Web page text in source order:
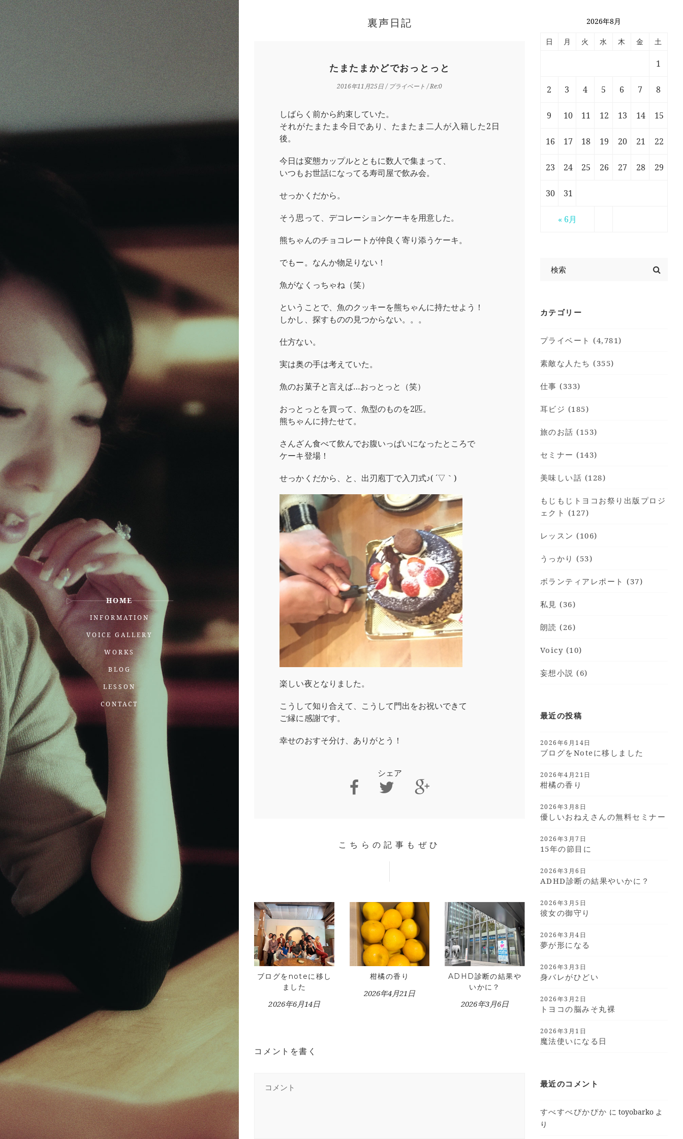
HOME
INFORMATION
VOICE GALLERY
WORKS
BLOG
LESSON
CONTACT
裏声日記
たまたまかどでおっとっと
2016年11月25日/ プライベート / Re:0
しばらく前から約束していた。
それがたまたま今日であり、たまたま二人が入籍した2日
後。
今日は変態カップルとともに数人で集まって、
いつもお世話になってる寿司屋で飲み会。
せっかくだから。
そう思って、デコレーションケーキを用意した。
熊ちゃんのチョコレートが仲良く寄り添うケーキ。
でもー。なんか物足りない！
魚がなくっちゃね（笑）
ということで、魚のクッキーを熊ちゃんに持たせよう！
しかし、探すものの見つからない。。。
仕方ない。
実は奥の手は考えていた。
魚のお菓子と言えば…おっとっと（笑）
おっとっとを買って、魚型のものを2匹。
熊ちゃんに持たせて。
さんざん食べて飲んでお腹いっぱいになったところで
ケーキ登場！
せっかくだから、と、出刃庖丁で入刀式♪( ´▽｀)
楽しい夜となりました。
こうして知り合えて、こうして門出をお祝いできて
ご縁に感謝です。
幸せのおすそ分け、ありがとう！
シェア
こちらの記事もぜひ
ブログをnoteに移し
ました
2026年6月14日
柑橘の香り
2026年4月21日
ADHD診断の結果や
いかに？
2026年3月6日
コメントを書く
2026年8月
日 月 火 水 木 金 土
« 6月
1
2 3 4 5 6 7 8
9 10 11 12 13 14 15
16 17 18 19 20 21 22
23 24 25 26 27 28 29
30 31
カテゴリー
プライベート (4,781)
素敵な人たち (355)
仕事 (333)
耳ビジ (185)
旅のお話 (153)
セミナー (143)
美味しい話 (128)
もじもじトヨコお祭り出版プロジ
ェクト (127)
レッスン (106)
うっかり (53)
ボランティアレポート (37)
私見 (36)
朗読 (26)
Voicy (10)
妄想小説 (6)
最近の投稿
2026年6月14日
ブログをnoteに移しました
2026年4月21日
柑橘の香り
2026年3月8日
優しいおねえさんの無料セミナー
2026年3月7日
15年の節目に
2026年3月6日
ADHD診断の結果やいかに？
2026年3月5日
彼女の御守り
2026年3月4日
夢が形になる
2026年3月3日
身バレがひどい
2026年3月2日
トヨコの脳みそ丸裸
2026年3月1日
魔法使いになる日
最近のコメント
すべすべぴかぴか に toyobarko よ
り